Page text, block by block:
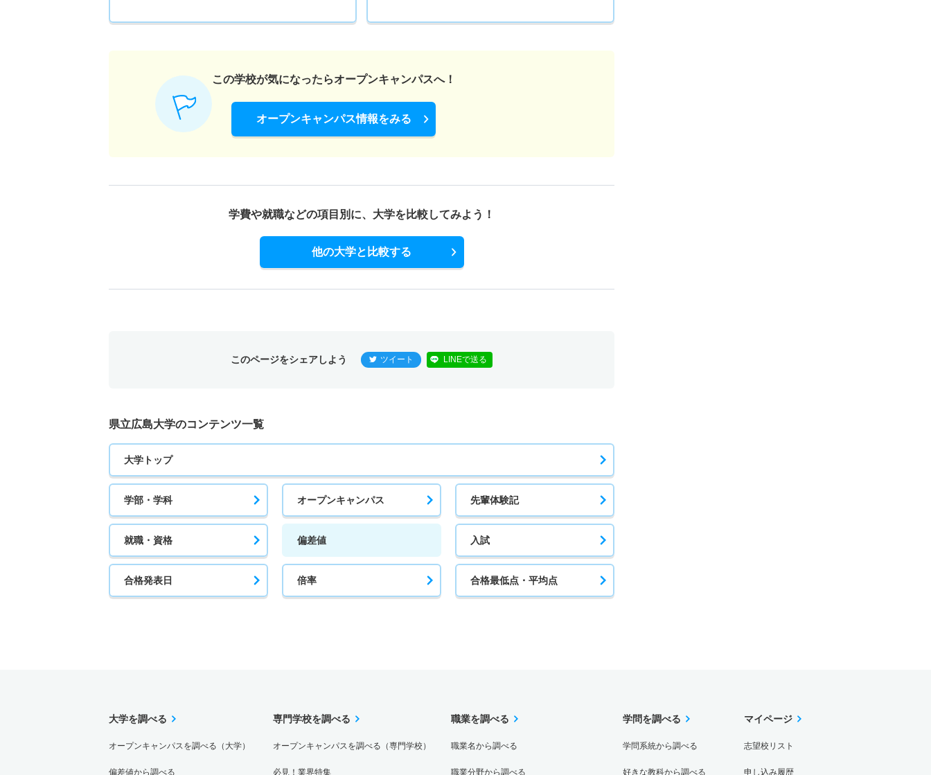
この学校が気になったらオープンキャンパスへ！
オープンキャンパス情報をみる
学費や就職などの項目別に、 大学を比較してみよう！
他の大学と比較する
このページをシェアしよう ツイート LINEで送る
県立広島大学のコンテンツ一覧
大学トップ
学部・学科 オープンキャンパス 先輩体験記
就職・資格 偏差値 入試
合格発表日 倍率 合格最低点・平均点
大学を調べる
オープンキャンパスを調べる（大学）
偏差値から調べる
専門学校を調べる
オープンキャンパスを調べる（専門学校）
必見！業界特集
職業を調べる
職業名から調べる
職業分野から調べる
学問を調べる
学問系統から調べる
好きな教科から調べる
マイページ
志望校リスト
申し込み履歴